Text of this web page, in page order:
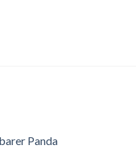
Panda